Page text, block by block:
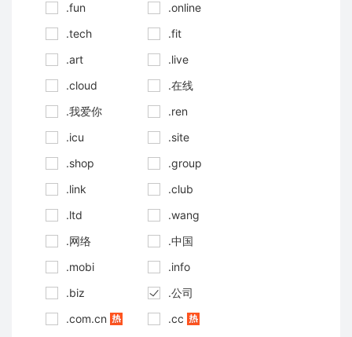
.fun
.online
.tech
.fit
.art
.live
.cloud
.在线
.我爱你
.ren
.icu
.site
.shop
.group
.link
.club
.ltd
.wang
.网络
.中国
.mobi
.info
.biz
.公司
.com.cn
.cc